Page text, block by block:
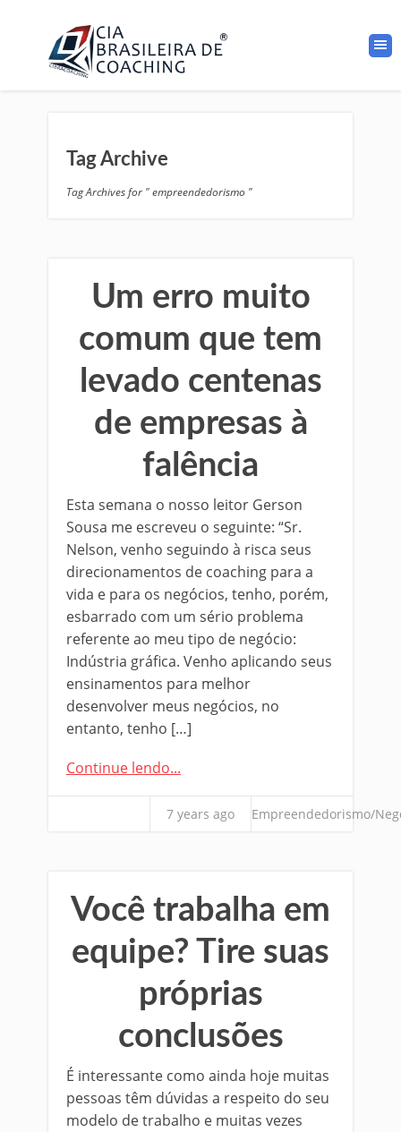
Tag Archive
Tag Archives for " empreendedorismo "
Um erro muito
comum que tem
levado centenas
de empresas à
falência
Esta semana o nosso leitor Gerson
Sousa me escreveu o seguinte: “Sr.
Nelson, venho seguindo à risca seus
direcionamentos de coaching para a
vida e para os negócios, tenho, porém,
esbarrado com um sério problema
referente ao meu tipo de negócio:
Indústria gráfica. Venho aplicando seus
ensinamentos para melhor
desenvolver meus negócios, no
entanto, tenho […]
Continue lendo...
7 years ago Empreendedorismo/
Você trabalha em
equipe? Tire suas
próprias
conclusões
É interessante como ainda hoje muitas
pessoas têm dúvidas a respeito do seu
modelo de trabalho e muitas vezes